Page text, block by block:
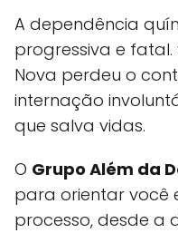
A dependência
progressiva e fatal.
Nova perdeu o
internação
que salva vidas.
O Grupo Além da
para orientar você
processo, desde a